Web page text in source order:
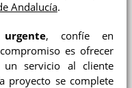
Andalucía.
, confíe en
es ofrecer
servicio al cliente
proyecto se complete